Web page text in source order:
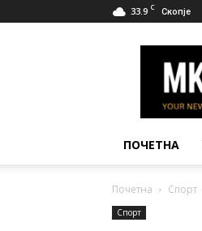
33.9 C Скопје
Вести
ПОЧЕТНА
Почетна Спорт
Спорт